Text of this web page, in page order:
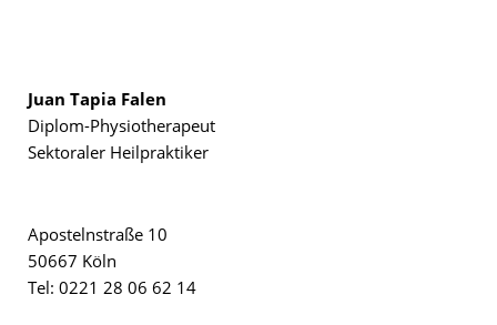
Juan Tapia Falen
Diplom-Physiotherapeut
Sektoraler Heilpraktiker
Apostelnstraße 10
50667 Köln
Tel: 0221 28 06 62 14